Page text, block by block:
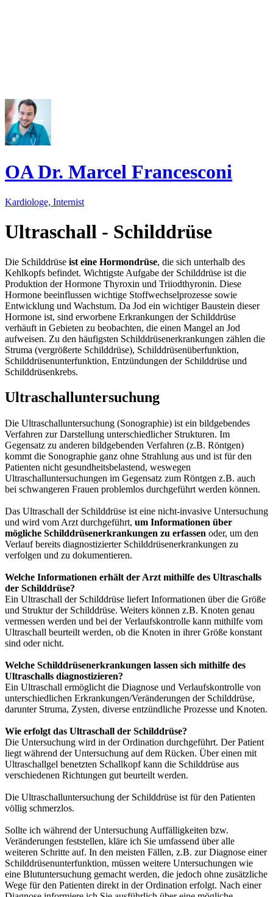
OA Dr. Marcel Francesconi
Kardiologe, Internist
Ultraschall - Schilddrüse
Die Schilddrüse ist eine Hormondrüse, die sich unterhalb des
Kehlkopfs befindet. Wichtigste Aufgabe der Schilddrüse ist die
Produktion der Hormone Thyroxin und Triiodthyronin. Diese
Hormone beeinflussen wichtige Stoffwechselprozesse sowie
Entwicklung und Wachstum. Da Jod ein wichtiger Baustein dieser
Hormone ist, sind erworbene Erkrankungen der Schilddrüse
verhäuft in Gebieten zu beobachten, die einen Mangel an Jod
aufweisen. Zu den häufigsten Schilddrüsenerkrankungen zählen die
Struma (vergrößerte Schilddrüse), Schilddrüsenüberfunktion,
Schilddrüsenunterfunktion, Entzündungen der Schilddrüse und
Schilddrüsenkrebs.
Ultraschalluntersuchung
Die Ultraschalluntersuchung (Sonographie) ist ein bildgebendes
Verfahren zur Darstellung unterschiedlicher Strukturen. Im
Gegensatz zu anderen bildgebenden Verfahren (z.B. Röntgen)
kommt die Sonographie ganz ohne Strahlung aus und ist für den
Patienten nicht gesundheitsbelastend, weswegen
Ultraschalluntersuchungen im Gegensatz zum Röntgen z.B. auch
bei schwangeren Frauen problemlos durchgeführt werden können.
Das Ultraschall der Schilddrüse ist eine nicht-invasive Untersuchung
und wird vom Arzt durchgeführt, um Informationen über
mögliche Schilddrüsenerkrankungen zu erfassen oder, um den
Verlauf bereits diagnostizierter Schilddrüsenerkrankungen zu
verfolgen und zu dokumentieren.
Welche Informationen erhält der Arzt mithilfe des Ultraschalls
der Schilddrüse?
Ein Ultraschall der Schilddrüse liefert Informationen über die Größe
und Struktur der Schilddrüse. Weiters können z.B. Knoten genau
vermessen werden und bei der Verlaufskontrolle kann mithilfe vom
Ultraschall beurteilt werden, ob die Knoten in ihrer Größe konstant
sind oder nicht.
Welche Schilddrüsenerkrankungen lassen sich mithilfe des
Ultraschalls diagnostizieren?
Ein Ultraschall ermöglicht die Diagnose und Verlaufskontrolle von
unterschiedlichen Erkrankungen/Veränderungen der Schilddrüse,
darunter Struma, Zysten, diverse entzündliche Prozesse und Knoten.
Wie erfolgt das Ultraschall der Schilddrüse?
Die Untersuchung wird in der Ordination durchgeführt. Der Patient
liegt während der Untersuchung auf dem Rücken. Über einen mit
Ultraschallgel benetzten Schallkopf kann die Schilddrüse aus
verschiedenen Richtungen gut beurteilt werden.
Die Ultraschalluntersuchung der Schilddrüse ist für den Patienten
völlig schmerzlos.
Sollte ich während der Untersuchung Auffälligkeiten bzw.
Veränderungen feststellen, kläre ich Sie umfassend über alle
weiteren Schritte auf. In den meisten Fällen, z.B. zur Diagnose einer
Schilddrüsenunterfunktion, müssen weitere Untersuchungen wie
eine Blutuntersuchung gemacht werden, die jedoch ohne zusätzliche
Wege für den Patienten direkt in der Ordination erfolgt. Nach einer